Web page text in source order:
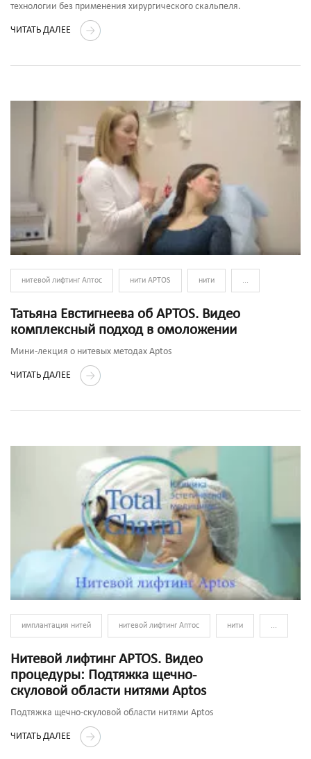
технологии без применения хирургического скальпеля.
ЧИТАТЬ ДАЛЕЕ
нитевой лифтинг Аптос нити APTOS нити ...
Татьяна Евстигнеева об APTOS. Видео
комплексный подход в омоложении
Мини-лекция о нитевых методах Aptos
ЧИТАТЬ ДАЛЕЕ
имплантация нитей нитевой лифтинг Аптос нити ...
Нитевой лифтинг APTOS. Видео
процедуры: Подтяжка щечно-
скуловой области нитями Aptos
Подтяжка щечно-скуловой области нитями Aptos
ЧИТАТЬ ДАЛЕЕ